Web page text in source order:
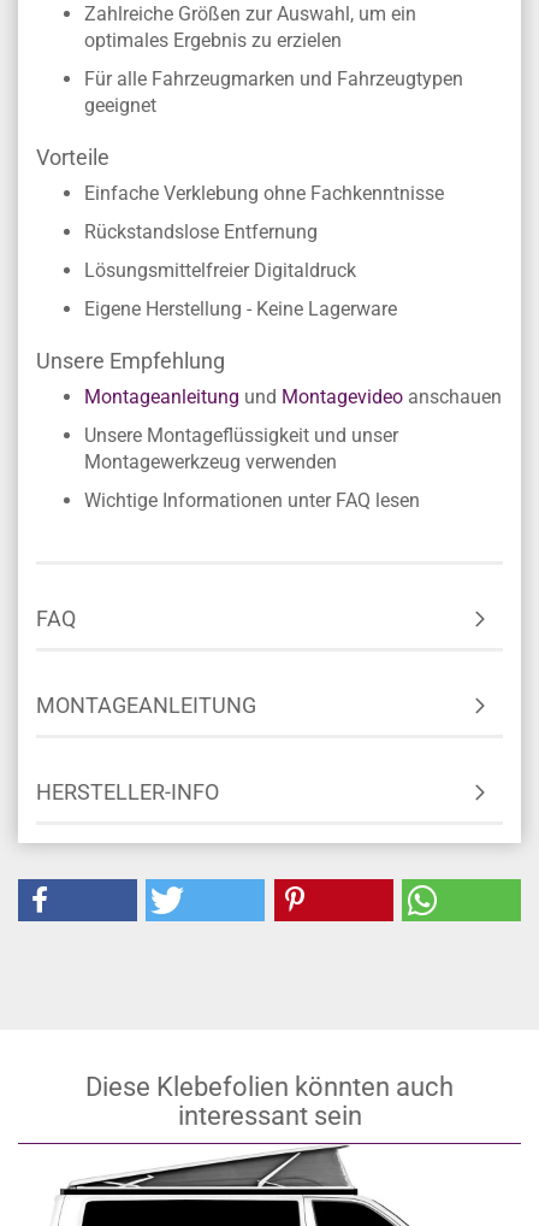
Zahlreiche Größen zur Auswahl, um ein
optimales Ergebnis zu erzielen
Für alle Fahrzeugmarken und Fahrzeugtypen
geeignet
Vorteile
Einfache Verklebung ohne Fachkenntnisse
Rückstandslose Entfernung
Lösungsmittelfreier Digitaldruck
Eigene Herstellung - Keine Lagerware
Unsere Empfehlung
Montageanleitung und Montagevideo anschauen
Unsere Montageflüssigkeit und unser
Montagewerkzeug verwenden
Wichtige Informationen unter FAQ lesen
FAQ
MONTAGEANLEITUNG
HERSTELLER-INFO
Diese Klebefolien könnten auch
interessant sein